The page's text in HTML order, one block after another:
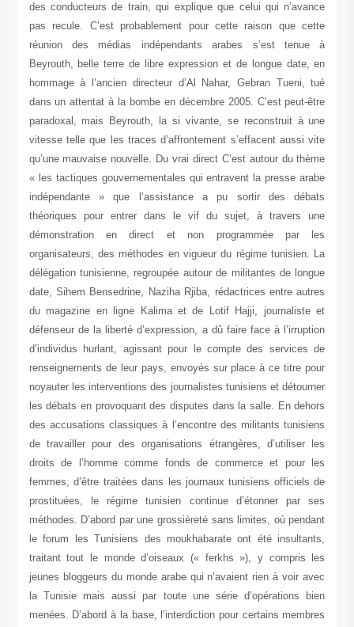
des conducteurs de train, qui explique que celui qui n’avance
pas recule. C’est probablement pour cette raison que cette
réunion des médias indépendants arabes s’est tenue à
Beyrouth, belle terre de libre expression et de longue date, en
hommage à l’ancien directeur d’Al Nahar, Gebran Tueni, tué
dans un attentat à la bombe en décembre 2005. C’est peut-être
paradoxal, mais Beyrouth, la si vivante, se reconstruit à une
vitesse telle que les traces d’affrontement s’effacent aussi vite
qu’une mauvaise nouvelle. Du vrai direct C’est autour du thème
« les tactiques gouvernementales qui entravent la presse arabe
indépendante » que l’assistance a pu sortir des débats
théoriques pour entrer dans le vif du sujet, à travers une
démonstration en direct et non programmée par les
organisateurs, des méthodes en vigueur du régime tunisien. La
délégation tunisienne, regroupée autour de militantes de longue
date, Sihem Bensedrine, Naziha Rjiba, rédactrices entre autres
du magazine en ligne Kalima et de Lotif Hajji, journaliste et
défenseur de la liberté d’expression, a dû faire face à l’irruption
d’individus hurlant, agissant pour le compte des services de
renseignements de leur pays, envoyés sur place à ce titre pour
noyauter les interventions des journalistes tunisiens et détourner
les débats en provoquant des disputes dans la salle. En dehors
des accusations classiques à l’encontre des militants tunisiens
de travailler pour des organisations étrangères, d’utiliser les
droits de l’homme comme fonds de commerce et pour les
femmes, d’être traitées dans les journaux tunisiens officiels de
prostituées, le régime tunisien continue d’étonner par ses
méthodes. D’abord par une grossièreté sans limites, où pendant
le forum les Tunisiens des moukhabarate ont été insultants,
traitant tout le monde d’oiseaux (« ferkhs »), y compris les
jeunes bloggeurs du monde arabe qui n’avaient rien à voir avec
la Tunisie mais aussi par toute une série d’opérations bien
menées. D’abord à la base, l’interdiction pour certains membres